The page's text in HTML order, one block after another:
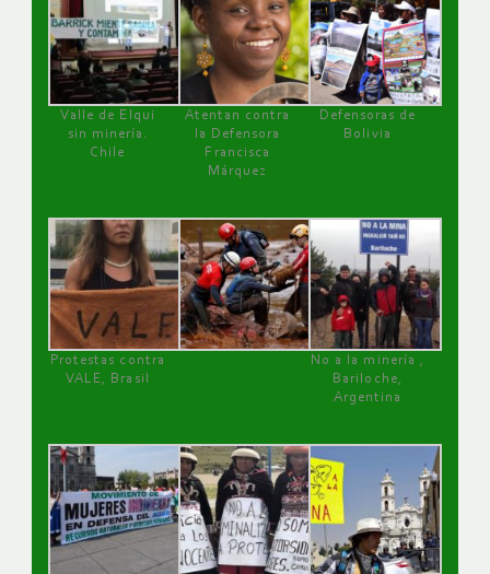
Valle de Elqui
sin minería.
Chile
Atentan contra
la Defensora
Francisca
Márquez
Defensoras de
Bolivia
Protestas contra
VALE, Brasil
No a la minería ,
Bariloche,
Argentina